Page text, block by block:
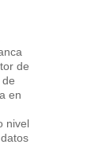
de
en
nivel